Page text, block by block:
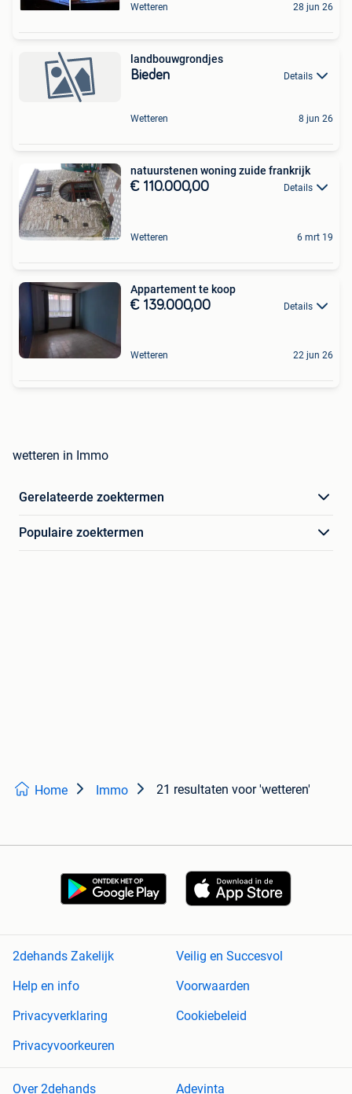
Wetteren 28 jun 26
landbouwgrondjes
Bieden Details
Wetteren 8 jun 26
natuurstenen woning zuide frankrijk
€ 110.000,00 Details
Wetteren 6 mrt 19
Appartement te koop
€ 139.000,00 Details
Wetteren 22 jun 26
wetteren in Immo
Gerelateerde zoektermen
Populaire zoektermen
Home Immo 21 resultaten voor 'wetteren'
2dehands Zakelijk
Veilig en Succesvol
Help en info
Voorwaarden
Privacyverklaring
Cookiebeleid
Privacyvoorkeuren
Over 2dehands Adevinta